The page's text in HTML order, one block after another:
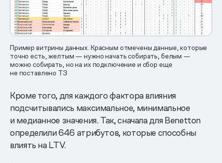
Пример витрины данных. Красным отмечены данные, которые
точно есть, желтым — нужно начать собирать, белым —
можно собирать, но на их подключение и сбор еще
не поставлено ТЗ
Кроме того, для каждого фактора влияния
подсчитывались максимальное, минимальное
и медианное значения. Так, сначала для Benetton
определили 646 атрибутов, которые способны
влиять на LTV.